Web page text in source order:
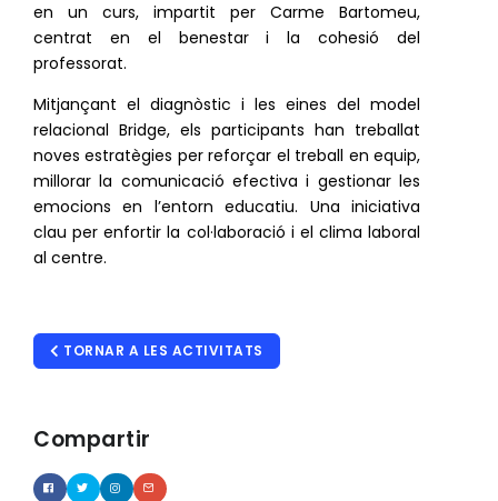
en un curs, impartit per Carme Bartomeu,
centrat en el benestar i la cohesió del
professorat.
Mitjançant el diagnòstic i les eines del model
relacional Bridge, els participants han treballat
noves estratègies per reforçar el treball en equip,
millorar la comunicació efectiva i gestionar les
emocions en l’entorn educatiu. Una iniciativa
clau per enfortir la col·laboració i el clima laboral
al centre.
TORNAR A LES ACTIVITATS
Compartir